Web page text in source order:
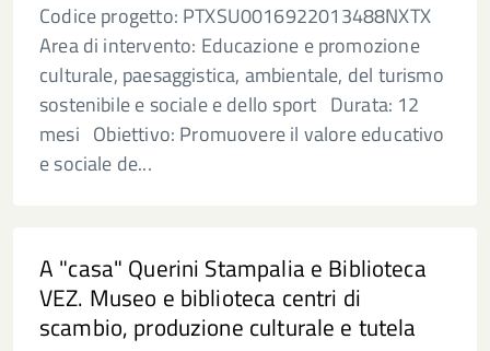
Codice progetto: PTXSU0016922013488NXTX
Area di intervento: Educazione e promozione
culturale, paesaggistica, ambientale, del turismo
sostenibile e sociale e dello sport Durata: 12
mesi Obiettivo: Promuovere il valore educativo
e sociale de...
A "casa" Querini Stampalia e Biblioteca
VEZ. Museo e biblioteca centri di
scambio, produzione culturale e tutela